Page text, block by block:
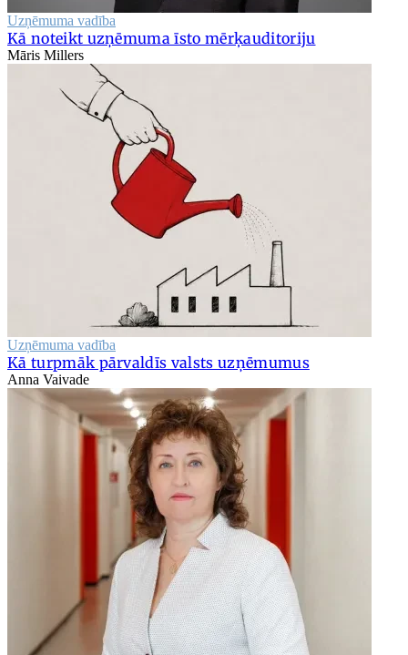
Uzņēmuma vadība
Kā noteikt uzņēmuma īsto mērķauditoriju
Māris Millers
Uzņēmuma vadība
Kā turpmāk pārvaldīs valsts uzņēmumus
Anna Vaivade